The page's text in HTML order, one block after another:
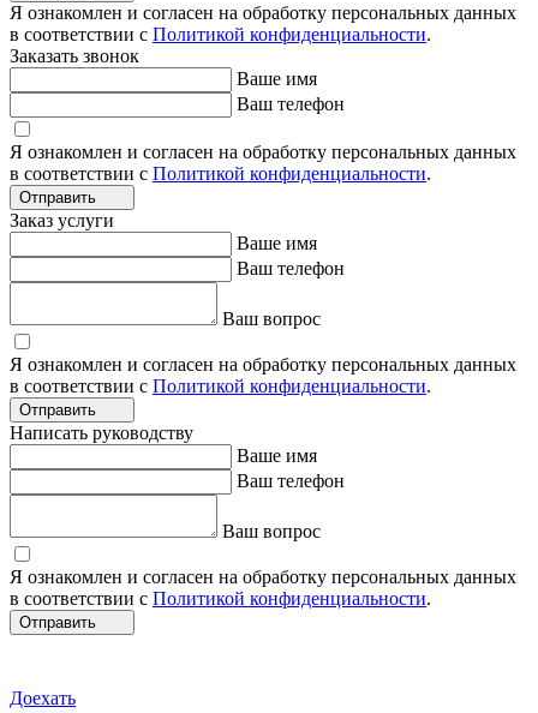
Я ознакомлен и согласен на обработку персональных данных
в соответствии с Политикой конфиденциальности.
Заказать звонок
Ваше имя
Ваш телефон
Я ознакомлен и согласен на обработку персональных данных
в соответствии с Политикой конфиденциальности.
Отправить
Заказ услуги
Ваше имя
Ваш телефон
Ваш вопрос
Я ознакомлен и согласен на обработку персональных данных
в соответствии с Политикой конфиденциальности.
Отправить
Написать руководству
Ваше имя
Ваш телефон
Ваш вопрос
Я ознакомлен и согласен на обработку персональных данных
в соответствии с Политикой конфиденциальности.
Отправить
Доехать